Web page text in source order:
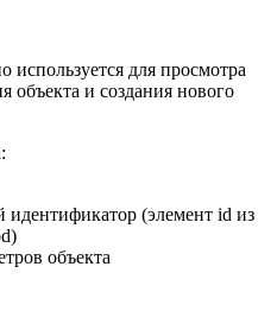
для просмотра
объекта и создания нового
(элемент id из
объекта